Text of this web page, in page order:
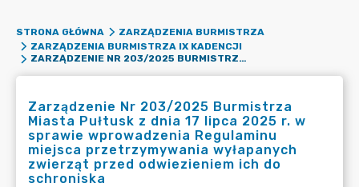
STRONA GŁÓWNA
ZARZĄDZENIA BURMISTRZA
ZARZĄDZENIA BURMISTRZA IX KADENCJI
ZARZĄDZENIE NR 203/2025 BURMISTRZA MIASTA PUŁTUSK Z DNIA 17 LIPCA 2025 R. W SPRAWIE WPROWADZENIA REGULAMINU MIEJSCA PRZETRZYMYWANIA WYŁAPANYCH ZWIERZĄT PRZED ODWIEZIENIEM ICH DO SCHRONISKA
Zarządzenie Nr 203/2025 Burmistrza
Miasta Pułtusk z dnia 17 lipca 2025 r. w
sprawie wprowadzenia Regulaminu
miejsca przetrzymywania wyłapanych
zwierząt przed odwiezieniem ich do
schroniska